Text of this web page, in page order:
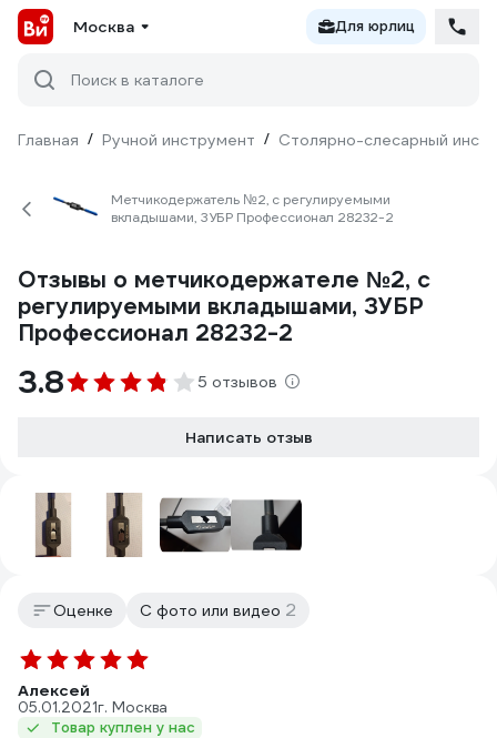
Москва Для юрлиц
Поиск в каталоге
Главная / Ручной инструмент / Столярно-слесарный
Метчикодержатель №2, с регулируемыми
вкладышами, ЗУБР Профессионал 28232-2
Отзывы о метчикодержателе №2, с
регулируемыми вкладышами, ЗУБР
Профессионал 28232-2
3.8 5 отзывов
Написать отзыв
Оценке С фото или видео 2
Алексей
05.01.2021г. Москва
Товар куплен у нас